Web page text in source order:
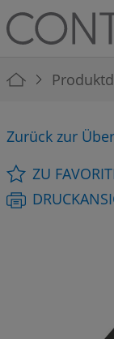
Skip to main
Skip to main
Skip to page
You are here:
Zurück zur
ZU